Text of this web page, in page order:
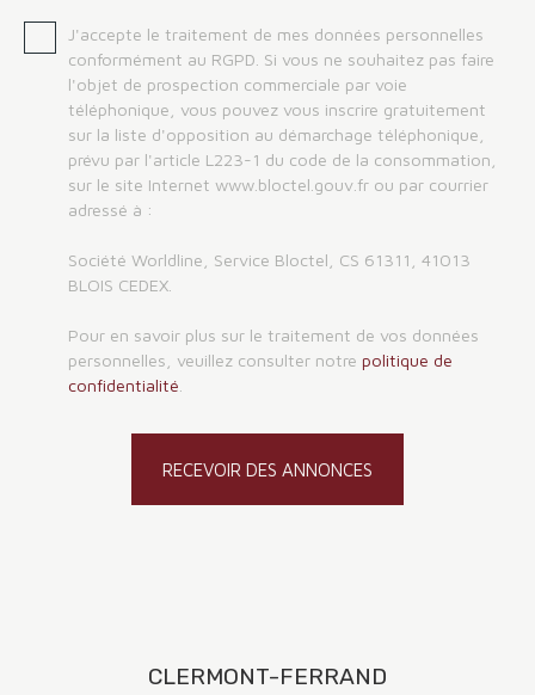
J'accepte le traitement de mes données personnelles
conformément au RGPD. Si vous ne souhaitez pas faire
l'objet de prospection commerciale par voie
téléphonique, vous pouvez vous inscrire gratuitement
sur la liste d'opposition au démarchage téléphonique,
prévu par l'article L223-1 du code de la consommation,
sur le site Internet www.bloctel.gouv.fr ou par courrier
adressé à :
Société Worldline, Service Bloctel, CS 61311, 41013
BLOIS CEDEX.
Pour en savoir plus sur le traitement de vos données
personnelles, veuillez consulter notre politique de
confidentialité
RECEVOIR DES ANNONCES
CLERMONT-FERRAND